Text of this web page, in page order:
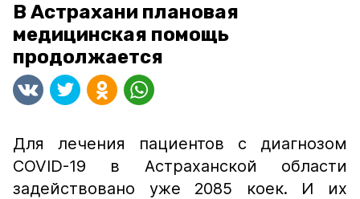
В Астрахани плановая
медицинская помощь
продолжается
Для лечения пациентов с диагнозом
COVID-19 в Астраханской области
задействовано уже 2085 коек. И их